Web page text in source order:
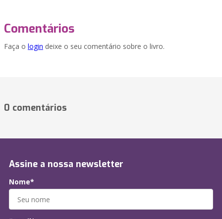
Comentários
Faça o login deixe o seu comentário sobre o livro.
0 comentários
Assine a nossa newsletter
Nome*